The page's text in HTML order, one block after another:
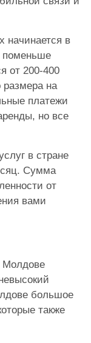
начинается в
поменьше
от 200-400
размера на
платежи
но все
в стране
Сумма
от
вами
Молдове
большое
также